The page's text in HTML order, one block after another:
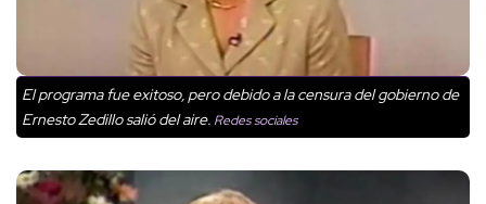
El programa fue exitoso, pero debido a la censura del gobierno de
Ernesto Zedillo salió del aire. Redes sociales